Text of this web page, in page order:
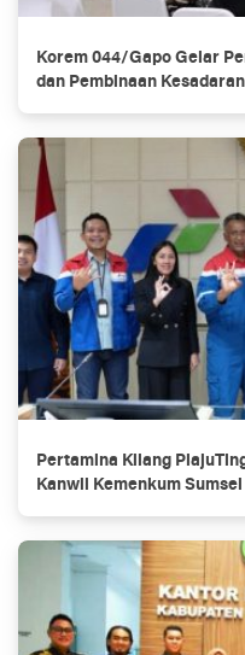
Korem 044/Gapo Gelar
dan Pembinaan
Pertamina Kilang
Kanwil Kemenkum Sumsel